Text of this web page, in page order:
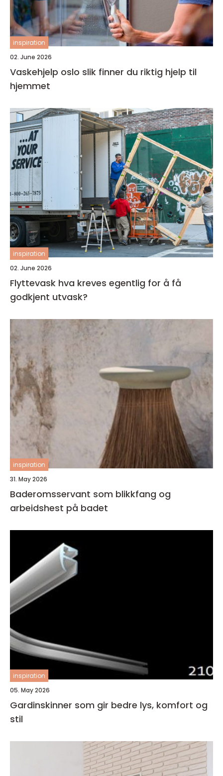
inspiration
02. June 2026
Vaskehjelp oslo slik finner du riktig hjelp til
hjemmet
inspiration
02. June 2026
Flyttevask hva kreves egentlig for å få
godkjent utvask?
inspiration
31. May 2026
Baderomsservant som blikkfang og
arbeidshest på badet
inspiration
05. May 2026
Gardinskinner som gir bedre lys, komfort og
stil